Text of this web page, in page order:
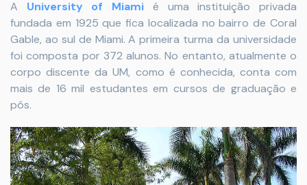
A University of Miami é uma instituição privada
fundada em 1925 que fica localizada no bairro de Coral
Gable, ao sul de Miami. A primeira turma da universidade
foi composta por 372 alunos. No entanto, atualmente o
corpo discente da UM, como é conhecida, conta com
mais de 16 mil estudantes em cursos de graduação e
pós.